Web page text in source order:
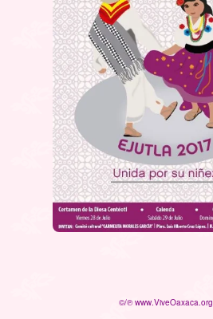
©/℗ www.ViveOaxaca.org